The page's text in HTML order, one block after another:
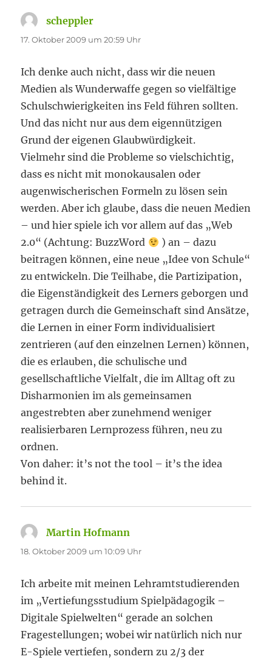
scheppler
17. Oktober 2009 um 20:59 Uhr
Ich denke auch nicht, dass wir die neuen
Medien als Wunderwaffe gegen so vielfältige
Schulschwierigkeiten ins Feld führen sollten.
Und das nicht nur aus dem eigennützigen
Grund der eigenen Glaubwürdigkeit.
Vielmehr sind die Probleme so vielschichtig,
dass es nicht mit monokausalen oder
augenwischerischen Formeln zu lösen sein
werden. Aber ich glaube, dass die neuen Medien
– und hier spiele ich vor allem auf das „Web
2.0“ (Achtung: BuzzWord
) an – dazu
beitragen können, eine neue „Idee von Schule“
zu entwickeln. Die Teilhabe, die Partizipation,
die Eigenständigkeit des Lerners geborgen und
getragen durch die Gemeinschaft sind Ansätze,
die Lernen in einer Form individualisiert
zentrieren (auf den einzelnen Lernen) können,
die es erlauben, die schulische und
gesellschaftliche Vielfalt, die im Alltag oft zu
Disharmonien im als gemeinsamen
angestrebten aber zunehmend weniger
realisierbaren Lernprozess führen, neu zu
ordnen.
Von daher: it’s not the tool – it’s the idea
behind it.
Martin Hofmann
18. Oktober 2009 um 10:09 Uhr
Ich arbeite mit meinen Lehramtstudierenden
im „Vertiefungsstudium Spielpädagogik –
Digitale Spielwelten“ gerade an solchen
Fragestellungen; wobei wir natürlich nich nur
E-Spiele vertiefen, sondern zu 2/3 der